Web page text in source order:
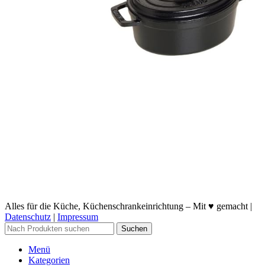
Alles für die Küche, Küchenschrankeinrichtung – Mit ♥ gemacht |
Datenschutz | Impressum
Suchen
Menü
Kategorien